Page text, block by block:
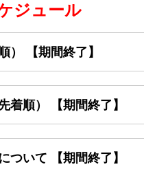
ジュール
【期間終了】
着順） 【期間終了】
いて 【期間終了】